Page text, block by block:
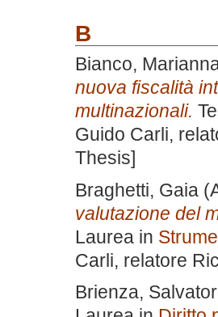
B
Bianco,
nuova fiscalità
multinazionali.
Guido Carli,
Thesis]
Braghetti, Gaia
valutazione del
Laurea in
Carli, relatore
Brienza,